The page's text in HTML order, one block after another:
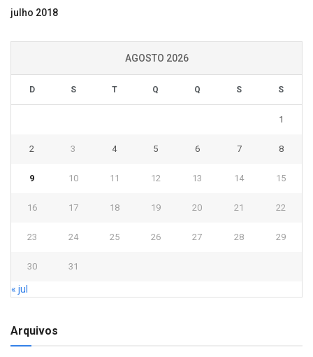
julho 2018
AGOSTO 2026
D S T Q Q S S
1
2 3 4 5 6 7 8
9 10 11 12 13 14 15
16 17 18 19 20 21 22
23 24 25 26 27 28 29
30 31
« jul
Arquivos